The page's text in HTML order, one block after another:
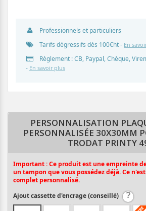
Professionnels et particuliers
Tarifs dégressifs dès 100€ht - En
Règlement : CB, Paypal, Chèque,
- En savoir plus
PERSONNALISATION
PERSONNALISÉE 30X30MM
TRODAT PRINTY
Important : Ce produit est une empreinte
un tampon que vous possédez déjà. Ce
complet personnalisé.
Ajout cassette d'encrage (conseillé)